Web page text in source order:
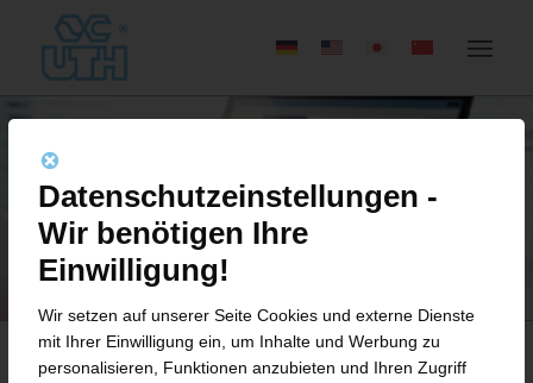
Datenschutzeinstellungen -
Wir benötigen Ihre
Einwilligung!
Wir setzen auf unserer Seite Cookies und externe Dienste
mit Ihrer Einwilligung ein, um Inhalte und Werbung zu
personalisieren, Funktionen anzubieten und Ihren Zugriff